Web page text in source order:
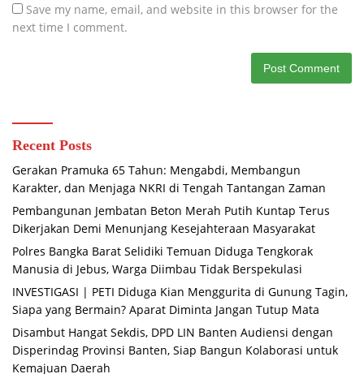
Save my name, email, and website in this browser for the
next time I comment.
Recent Posts
Gerakan Pramuka 65 Tahun: Mengabdi, Membangun
Karakter, dan Menjaga NKRI di Tengah Tantangan Zaman
Pembangunan Jembatan Beton Merah Putih Kuntap Terus
Dikerjakan Demi Menunjang Kesejahteraan Masyarakat
Polres Bangka Barat Selidiki Temuan Diduga Tengkorak
Manusia di Jebus, Warga Diimbau Tidak Berspekulasi
INVESTIGASI | PETI Diduga Kian Menggurita di Gunung Tagin,
Siapa yang Bermain? Aparat Diminta Jangan Tutup Mata
Disambut Hangat Sekdis, DPD LIN Banten Audiensi dengan
Disperindag Provinsi Banten, Siap Bangun Kolaborasi untuk
Kemajuan Daerah